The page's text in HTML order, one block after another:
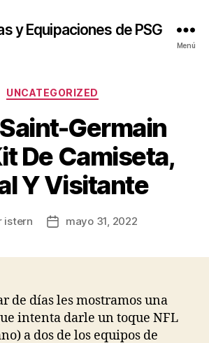
y Equipaciones de PSG
Menú
Categorías
UNCATEGORIZED
Germain
De Camiseta,
Y Visitante
istern
Fechamayo 31, 2022
de días les mostramos una
intenta darle un toque NFL
a dos de los equipos de